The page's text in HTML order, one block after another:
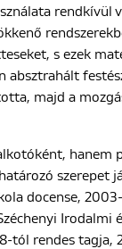
rendkívül
s ezek
absztrahált
majd a
hanem
szerepet
docense,
zéchenyi Irodalmi
tól rendes tagja,